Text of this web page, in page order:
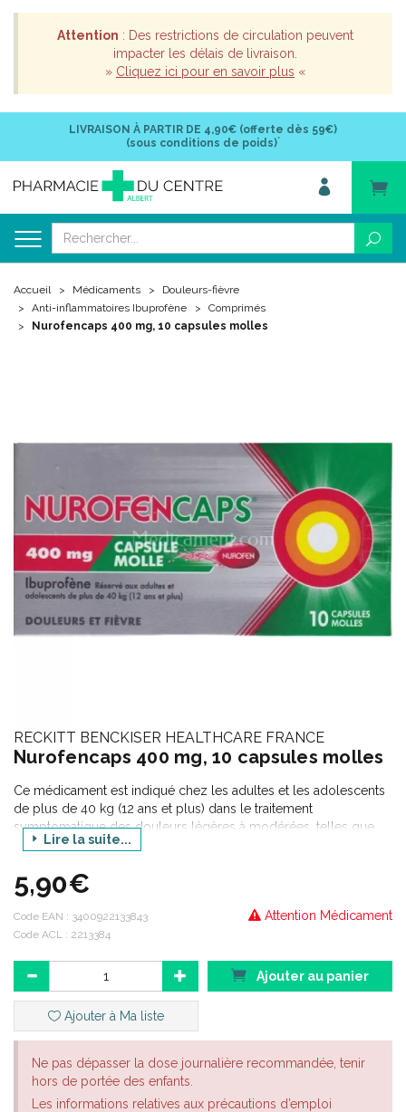
Attention : Des restrictions de circulation peuvent
impacter les délais de livraison.
» Cliquez ici pour en savoir plus «
LIVRAISON À PARTIR DE 4,90€ (offerte dès 59€)
(sous conditions de poids)*
Accueil Médicaments
Douleurs-fièvre
Anti-inflammatoires Ibuprofène
Comprimés
Nurofencaps 400 mg, 10 capsules molles
RECKITT BENCKISER HEALTHCARE FRANCE
Nurofencaps 400 mg, 10 capsules molles
Ce médicament est indiqué chez les adultes et les adolescents
de plus de 40 kg (12 ans et plus) dans le traitement
symptomatique des douleurs légères à modérées, telles que
maux de tête, règles douloureuses, douleurs dentaires, états
Lire la suite...
5,90€
Attention Médicament
Code EAN : 3400922133843
Code ACL : 2213384
Ajouter au panier
Ajouter à Ma liste
Ne pas dépasser la dose journalière recommandée, tenir
hors de portée des enfants.
Les informations relatives aux précautions d’emploi